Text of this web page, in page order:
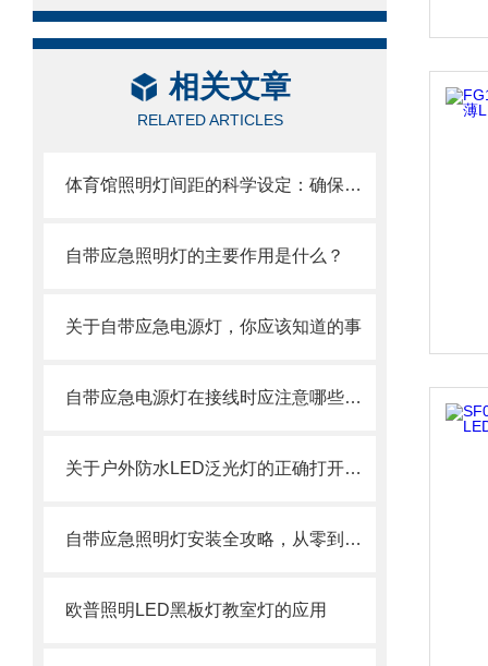
相关文章
RELATED ARTICLES
体育馆照明灯间距的科学设定：确保比赛与训练的照明
自带应急照明灯的主要作用是什么？
关于自带应急电源灯，你应该知道的事
自带应急电源灯在接线时应注意哪些事项呢
关于户外防水LED泛光灯的正确打开方式
自带应急照明灯安装全攻略，从零到亮的五步安全指南
欧普照明LED黑板灯教室灯的应用